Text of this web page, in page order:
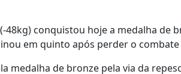
48kg) conquistou hoje a medalha de
em quinto após perder o
medalha de bronze pela via da